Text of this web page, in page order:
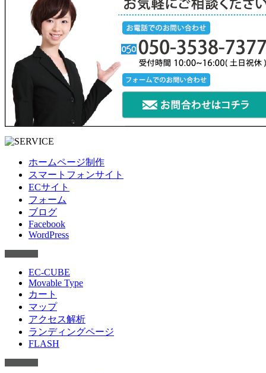
ホームページ制作
スマートフォンサイト
ECサイト
フォーム
ブログ
Facebook
WordPress
EC-CUBE
Movable Type
カート
マップ
アクセス解析
ランディングページ
FLASH